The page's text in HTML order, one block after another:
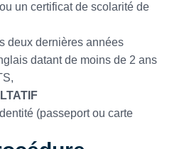
un certificat de scolarité de
deux dernières années
datant de moins de 2 ans
(passeport ou carte